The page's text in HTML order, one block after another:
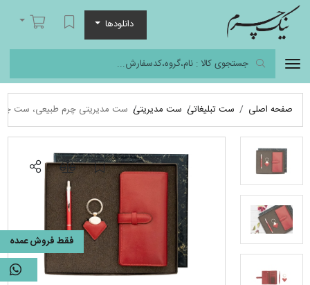
دانلودها
لیست مورد علاقه
سبد خرید
صفحه اصلی ست تبلیغاتی ست مدیریتی ست مدیریتی چرم طبیعی، ست
فقط فروش عمده